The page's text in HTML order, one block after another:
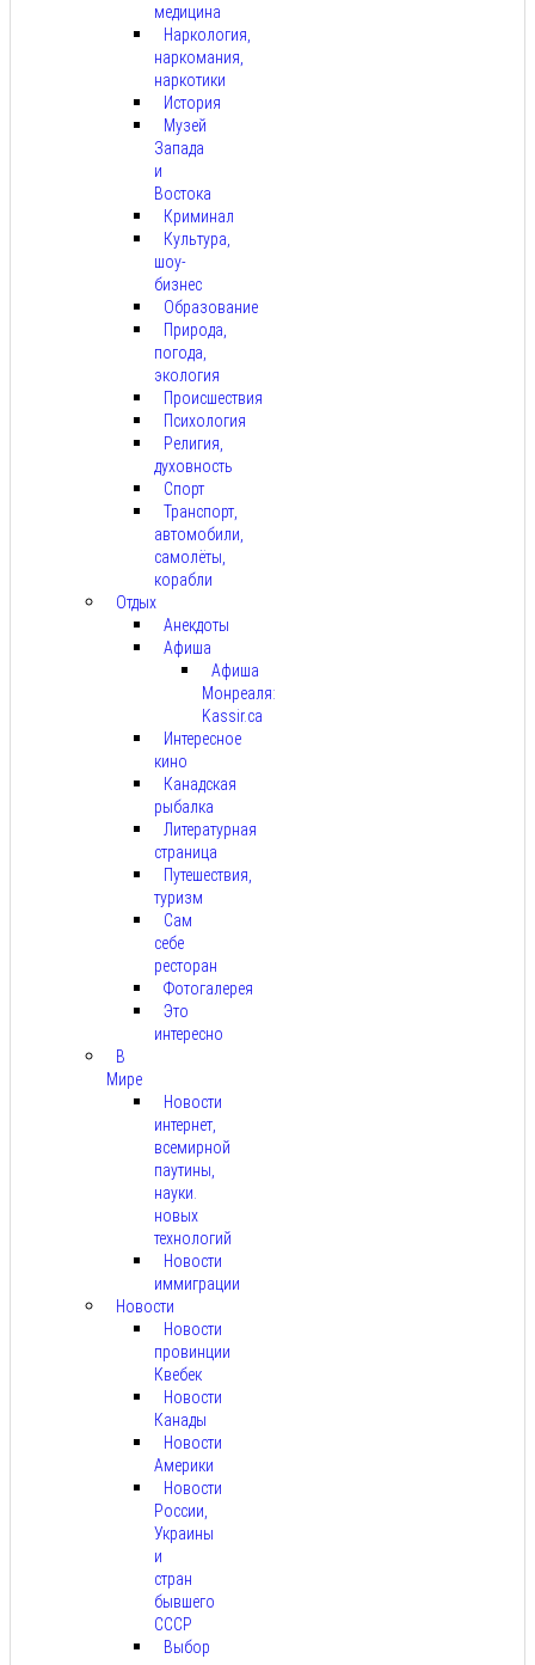
медицина
Наркология,
наркомания,
наркотики
История
Музей
Запада
и
Востока
Криминал
Культура,
шоу-
бизнес
Образование
Природа,
погода,
экология
Происшествия
Психология
Религия,
духовность
Спорт
Транспорт,
автомобили,
самолёты,
корабли
Отдых
Анекдоты
Афиша
Афиша
Монреаля:
Kassir.ca
Интересное
кино
Канадская
рыбалка
Литературная
страница
Путешествия,
туризм
Сам
себе
ресторан
Фотогалерея
Это
интересно
В
Мире
Новости
интернет,
всемирной
паутины,
науки.
новых
технологий
Новости
иммиграции
Новости
Новости
провинции
Квебек
Новости
Канады
Новости
Америки
Новости
России,
Украины
и
стран
бывшего
СССР
Выбор